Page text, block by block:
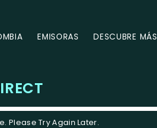
EMISORAS DESCUBRE MÁS
Please Try Again Later.